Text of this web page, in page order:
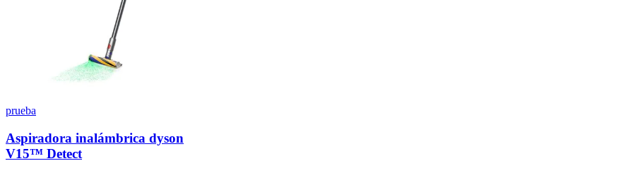
prueba
Aspiradora inalámbrica dyson
V15™ Detect